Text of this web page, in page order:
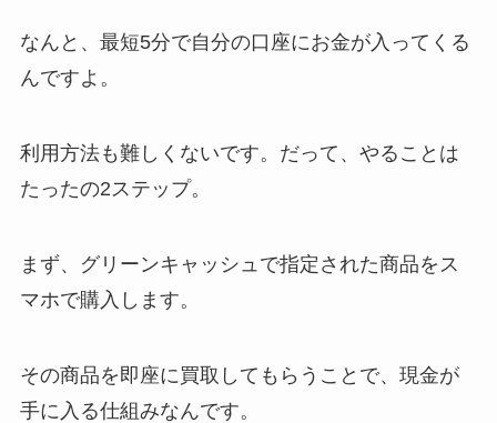
なんと、最短5分で自分の口座にお金が入ってくる
んですよ。
利用方法も難しくないです。だって、やることは
たったの2ステップ。
まず、グリーンキャッシュで指定された商品をス
マホで購入します。
その商品を即座に買取してもらうことで、現金が
手に入る仕組みなんです。